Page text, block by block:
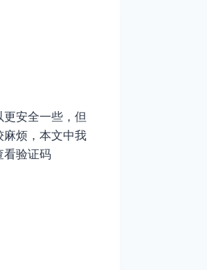
安全一些，但
麻烦，本文中我
看验证码